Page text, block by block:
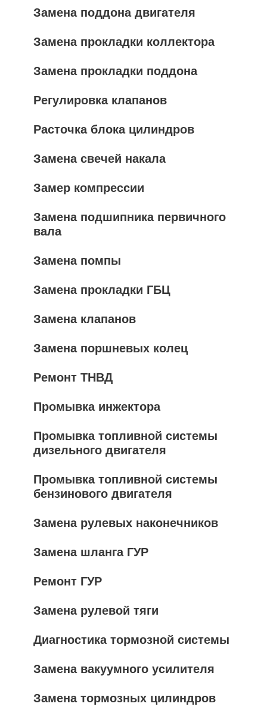
Замена поддона двигателя
Замена прокладки коллектора
Замена прокладки поддона
Регулировка клапанов
Расточка блока цилиндров
Замена свечей накала
Замер компрессии
Замена подшипника первичного
вала
Замена помпы
Замена прокладки ГБЦ
Замена клапанов
Замена поршневых колец
Ремонт ТНВД
Промывка инжектора
Промывка топливной системы
дизельного двигателя
Промывка топливной системы
бензинового двигателя
Замена рулевых наконечников
Замена шланга ГУР
Ремонт ГУР
Замена рулевой тяги
Диагностика тормозной системы
Замена вакуумного усилителя
Замена тормозных цилиндров